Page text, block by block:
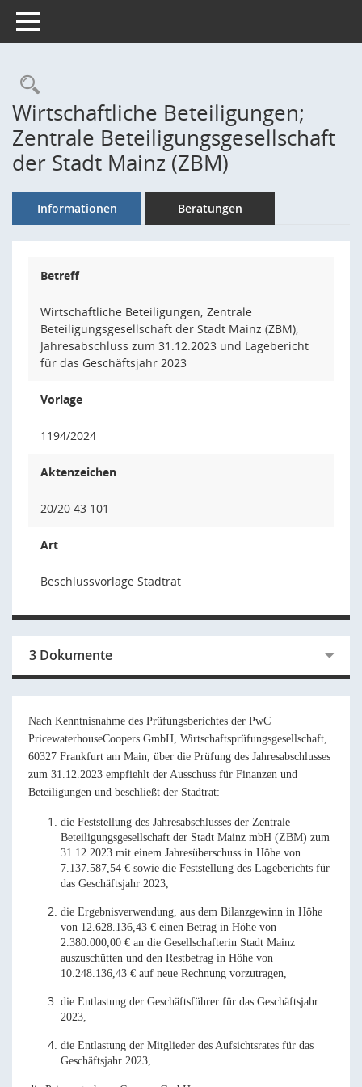
Toggle navigation
Rechercheauswahl
Wirtschaftliche Beteiligungen;
Zentrale Beteiligungsgesellschaft
der Stadt Mainz (ZBM)
Informationen Beratungen
Betreff
Wirtschaftliche Beteiligungen; Zentrale
Beteiligungsgesellschaft der Stadt Mainz (ZBM);
Jahresabschluss zum 31.12.2023 und Lagebericht
für das Geschäftsjahr 2023
Vorlage
1194/2024
Aktenzeichen
20/20 43 101
Art
Beschlussvorlage Stadtrat
3 Dokumente
Nach Kenntnisnahme des Prüfungsberichtes der PwC
PricewaterhouseCoopers GmbH, Wirtschaftsprüfungsgesellschaft,
60327 Frankfurt am Main, über die Prüfung des Jahresabschlusses
zum 31.12.2023 empfiehlt der Ausschuss für Finanzen und
Beteiligungen und beschließt der Stadtrat:
die Feststellung des Jahresabschlusses der Zentrale
Beteiligungsgesellschaft der Stadt Mainz mbH (ZBM) zum
31.12.2023 mit einem Jahresüberschuss in Höhe von
7.137.587,54 € sowie die Feststellung des Lageberichts für
das Geschäftsjahr 2023,
die Ergebnisverwendung, aus dem Bilanzgewinn in Höhe
von 12.628.136,43 € einen Betrag in Höhe von
2.380.000,00 € an die Gesellschafterin Stadt Mainz
auszuschütten und den Restbetrag in Höhe von
10.248.136,43 € auf neue Rechnung vorzutragen,
die Entlastung der Geschäftsführer für das Geschäftsjahr
2023,
die Entlastung der Mitglieder des Aufsichtsrates für das
Geschäftsjahr 2023,